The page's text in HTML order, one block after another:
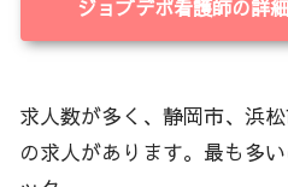
ジョブデポ看護師の詳
求人数が多く、静岡市、浜
の求人があります。最も多